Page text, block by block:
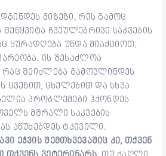
მიზეზი, რის გამოც
ჩვეულებრივი საკვების
ყურადღება უნდა მიაქციოთ,
ის შესაძლოა
შეიძლება გამოვლინდეს
ცვენით, ცხელებით და სხვა
პრობლემები ჰქონდეს
მშრალი საკვების
აწუხებდეს ტკივილი.
ეჭვის შემთხვევაშიც კი, თქვენ